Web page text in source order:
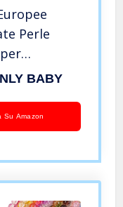
Perle
Te Collana
BABY
Su Amazon